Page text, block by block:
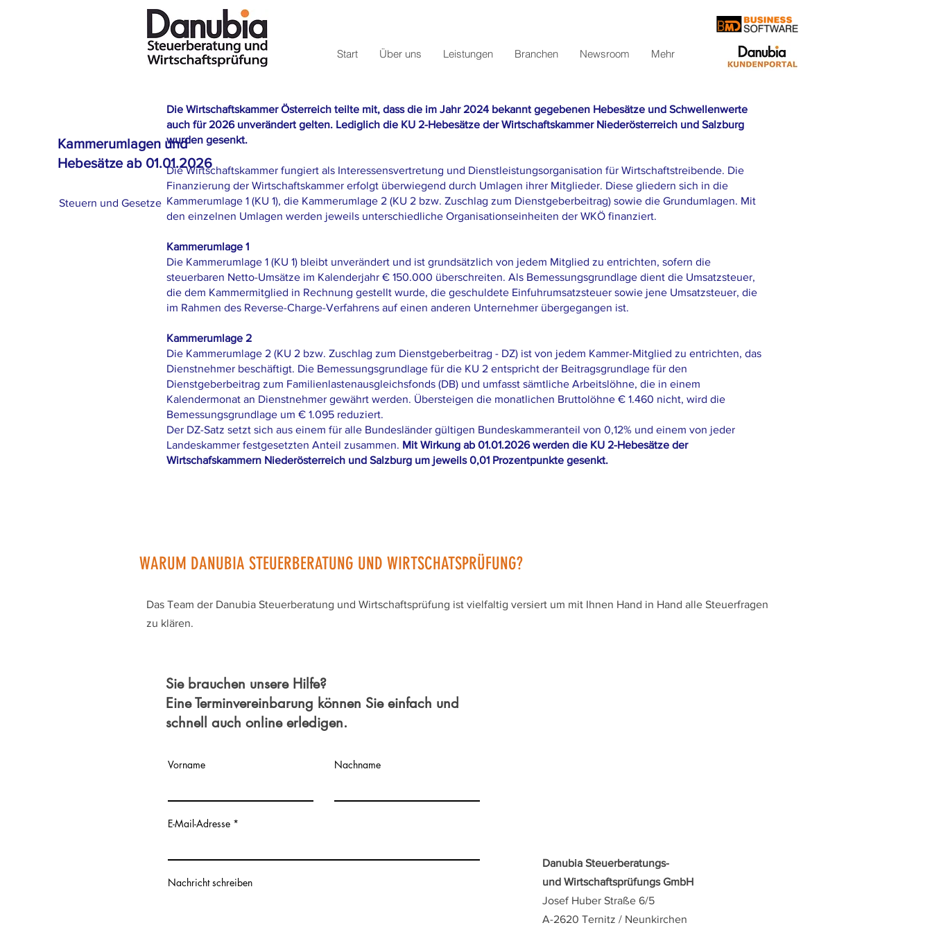
Start Über uns Leistungen Branchen Newsroom Mehr
Kammerumlagen und
Hebesätze ab 01.01.2026
Steuern und Gesetze
Die Wirtschaftskammer Österreich teilte mit, dass die im Jahr 2024 bekannt gegebenen Hebesätze und Schwellenwerte
auch für 2026 unverändert gelten. Lediglich die KU 2-Hebesätze der Wirtschaftskammer Niederösterreich und Salzburg
wurden gesenkt.
Die Wirtschaftskammer fungiert als Interessensvertretung und Dienstleistungsorganisation für Wirtschaftstreibende. Die
Finanzierung der Wirtschaftskammer erfolgt überwiegend durch Umlagen ihrer Mitglieder. Diese gliedern sich in die
Kammerumlage 1 (KU 1), die Kammerumlage 2 (KU 2 bzw. Zuschlag zum Dienstgeberbeitrag) sowie die Grundumlagen. Mit
den einzelnen Umlagen werden jeweils unterschiedliche Organisationseinheiten der WKÖ finanziert.
Kammerumlage 1
Die Kammerumlage 1 (KU 1) bleibt unverändert und ist grundsätzlich von jedem Mitglied zu entrichten, sofern die
steuerbaren Netto-Umsätze im Kalenderjahr € 150.000 überschreiten. Als Bemessungsgrundlage dient die Umsatzsteuer,
die dem Kammermitglied in Rechnung gestellt wurde, die geschuldete Einfuhrumsatzsteuer sowie jene Umsatzsteuer, die
im Rahmen des Reverse-Charge-Verfahrens auf einen anderen Unternehmer übergegangen ist.
Kammerumlage 2
Die Kammerumlage 2 (KU 2 bzw. Zuschlag zum Dienstgeberbeitrag - DZ) ist von jedem Kammer-Mitglied zu entrichten, das
Dienstnehmer beschäftigt. Die Bemessungsgrundlage für die KU 2 entspricht der Beitragsgrundlage für den
Dienstgeberbeitrag zum Familienlastenausgleichsfonds (DB) und umfasst sämtliche Arbeitslöhne, die in einem
Kalendermonat an Dienstnehmer gewährt werden. Übersteigen die monatlichen Bruttolöhne € 1.460 nicht, wird die
Bemessungsgrundlage um € 1.095 reduziert.
Der DZ-Satz setzt sich aus einem für alle Bundesländer gültigen Bundeskammeranteil von 0,12% und einem von jeder
Landeskammer festgesetzten Anteil zusammen. Mit Wirkung ab 01.01.2026 werden die KU 2-Hebesätze der
Wirtschafskammern Niederösterreich und Salzburg um jeweils 0,01 Prozentpunkte gesenkt.
WARUM DANUBIA STEUERBERATUNG UND WIRTSCHATSPRÜFUNG?
Das Team der Danubia Steuerberatung und Wirtschaftsprüfung ist vielfaltig versiert um mit Ihnen Hand in Hand alle Steuerfragen
zu klären.
Sie brauchen unsere Hilfe?
Eine Terminvereinbarung können Sie einfach und
schnell auch online erledigen.
Vorname Nachname
E-Mail-Adresse
Nachricht schreiben
Danubia Steuerberatungs-
und Wirtschaftsprüfungs GmbH
Josef Huber Straße 6/5
A-2620 Ternitz / Neunkirchen